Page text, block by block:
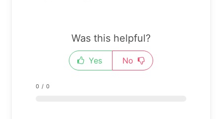
Was this helpful?
Yes No
0 / 0